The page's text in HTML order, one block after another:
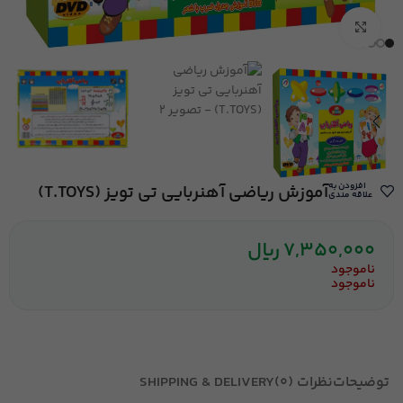
بزرگنمایی تصویر
افزودن به
علاقه مندیآموزش ریاضی آهنربایی تی تویز (T.TOYS)
7,350,000ریال
ناموجود
ناموجود
توضیحاتنظرات (0) SHIPPING & DELIVERY